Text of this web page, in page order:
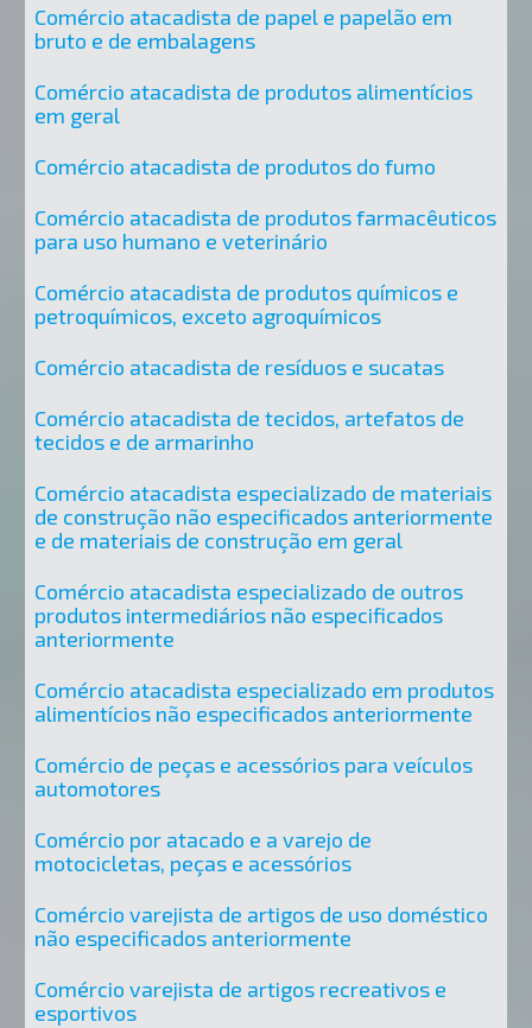
Comércio atacadista de papel e papelão em
bruto e de embalagens
Comércio atacadista de produtos alimentícios
em geral
Comércio atacadista de produtos do fumo
Comércio atacadista de produtos farmacêuticos
para uso humano e veterinário
Comércio atacadista de produtos químicos e
petroquímicos, exceto agroquímicos
Comércio atacadista de resíduos e sucatas
Comércio atacadista de tecidos, artefatos de
tecidos e de armarinho
Comércio atacadista especializado de materiais
de construção não especificados anteriormente
e de materiais de construção em geral
Comércio atacadista especializado de outros
produtos intermediários não especificados
anteriormente
Comércio atacadista especializado em produtos
alimentícios não especificados anteriormente
Comércio de peças e acessórios para veículos
automotores
Comércio por atacado e a varejo de
motocicletas, peças e acessórios
Comércio varejista de artigos de uso doméstico
não especificados anteriormente
Comércio varejista de artigos recreativos e
esportivos